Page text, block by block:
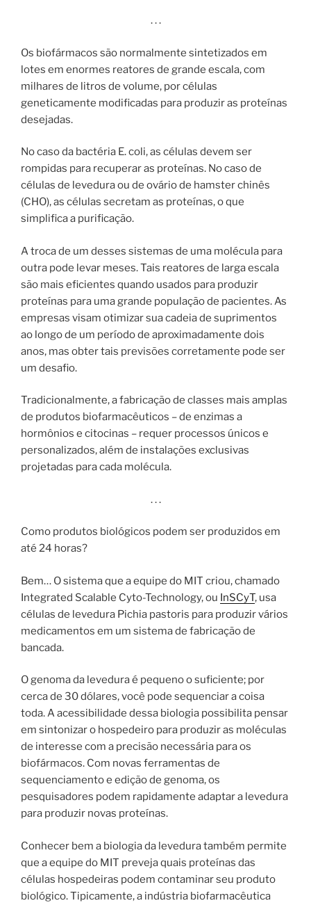
. . .
Os biofármacos são normalmente sintetizados em
lotes em enormes reatores de grande escala, com
milhares de litros de volume, por células
geneticamente modificadas para produzir as proteínas
desejadas.
No caso da bactéria E. coli, as células devem ser
rompidas para recuperar as proteínas. No caso de
células de levedura ou de ovário de hamster chinês
(CHO), as células secretam as proteínas, o que
simplifica a purificação.
A troca de um desses sistemas de uma molécula para
outra pode levar meses. Tais reatores de larga escala
são mais eficientes quando usados ​​para produzir
proteínas para uma grande população de pacientes. As
empresas visam otimizar sua cadeia de suprimentos
ao longo de um período de aproximadamente dois
anos, mas obter tais previsões corretamente pode ser
um desafio.
Tradicionalmente, a fabricação de classes mais amplas
de produtos biofarmacêuticos – de enzimas a
hormônios e citocinas – requer processos únicos e
personalizados, além de instalações exclusivas
projetadas para cada molécula.
. . .
Como produtos biológicos podem ser produzidos em
até 24 horas?
Bem… O sistema que a equipe do MIT criou, chamado
Integrated Scalable Cyto-Technology, ou InSCyT, usa
células de levedura Pichia pastoris para produzir vários
medicamentos em um sistema de fabricação de
bancada.
O genoma da levedura é pequeno o suficiente; por
cerca de 30 dólares, você pode sequenciar a coisa
toda. A acessibilidade dessa biologia possibilita pensar
em sintonizar o hospedeiro para produzir as moléculas
de interesse com a precisão necessária para os
biofármacos. Com novas ferramentas de
sequenciamento e edição de genoma, os
pesquisadores podem rapidamente adaptar a levedura
para produzir novas proteínas.
Conhecer bem a biologia da levedura também permite
que a equipe do MIT preveja quais proteínas das
células hospedeiras podem contaminar seu produto
biológico. Tipicamente, a indústria biofarmacêutica